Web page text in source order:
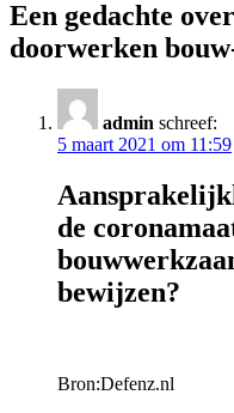
Een gedachte
doorwerken
admin schreef:
5 maart 2021 om 11:59
de
bewijzen?
Bron:Defenz.nl